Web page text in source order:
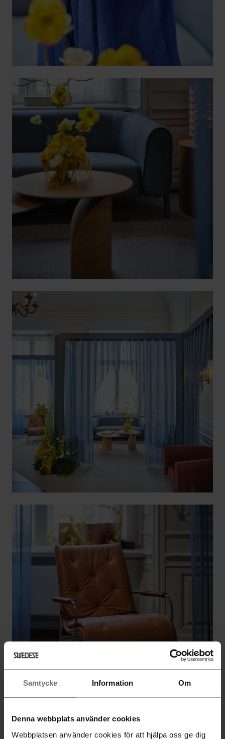
Samtycke Information Om
Denna webbplats använder cookies
Webbplatsen använder cookies för att hjälpa oss ge dig